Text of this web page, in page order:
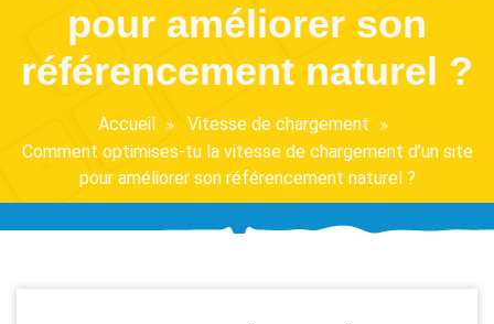
pour améliorer son
référencement naturel ?
Accueil
Vitesse de chargement
Comment optimises-tu la vitesse de chargement d’un site
pour améliorer son référencement naturel ?